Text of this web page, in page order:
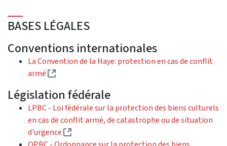
BASES LÉGALES
Conventions internationales
La Convention de la Haye: protection en cas de conflit
armé
(Lien externe)
Législation fédérale
LPBC - Loi fédérale sur la protection des biens culturels
en cas de conflit armé, de catastrophe ou de situation
d'urgence
(Lien externe)